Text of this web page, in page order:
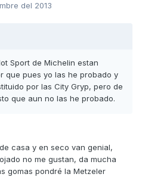
del 2013
Sport de Michelin estan
que pues yo las he probado y
por las City Gryp, pero de
que aun no las he probado.
casa y en seco van genial,
no me gustan, da mucha
gomas pondré la Metzeler